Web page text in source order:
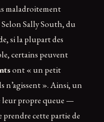
maladroitement
Selon Sally South, du
si la plupart des
certains peuvent
ont « un petit
n’agissent ». Ainsi, un
leur propre queue —
prendre cette partie de